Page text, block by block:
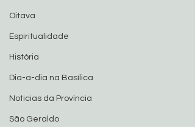
Oitava
Espiritualidade
História
Dia-a-dia na Basílica
Noticias da Província
São Geraldo